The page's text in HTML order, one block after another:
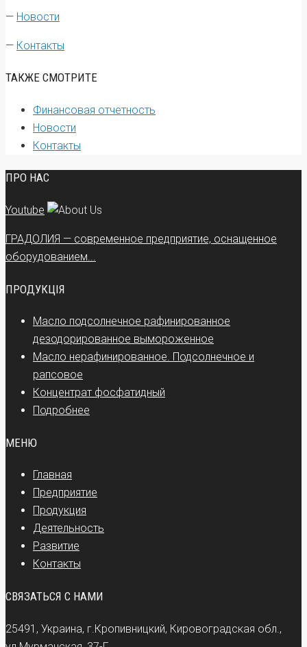
— Новости
— Контакты
ТАКЖЕ СМОТРИТЕ
Финансовая отчетность
Новости
Контакты
ПРО НАС
Youtube
ГРАДОЛИЯ — современное предприятие, оснащенное
оборудованием...
ПРОДУКЦІЯ
Масло подсолнечное рафинированное
дезодорированное вымороженное
Масло нерафинированное. Подсолнечное и
рапсовое
Концентрат фосфатидный
Подробнее
МЕНЮ
Главная
Предприятие
Продукция
Деятельность
Развитие
Контакты
СВЯЗАТЬСЯ С НАМИ
25491, Украина, г.Кропивницкий, Кировоградская обл.,